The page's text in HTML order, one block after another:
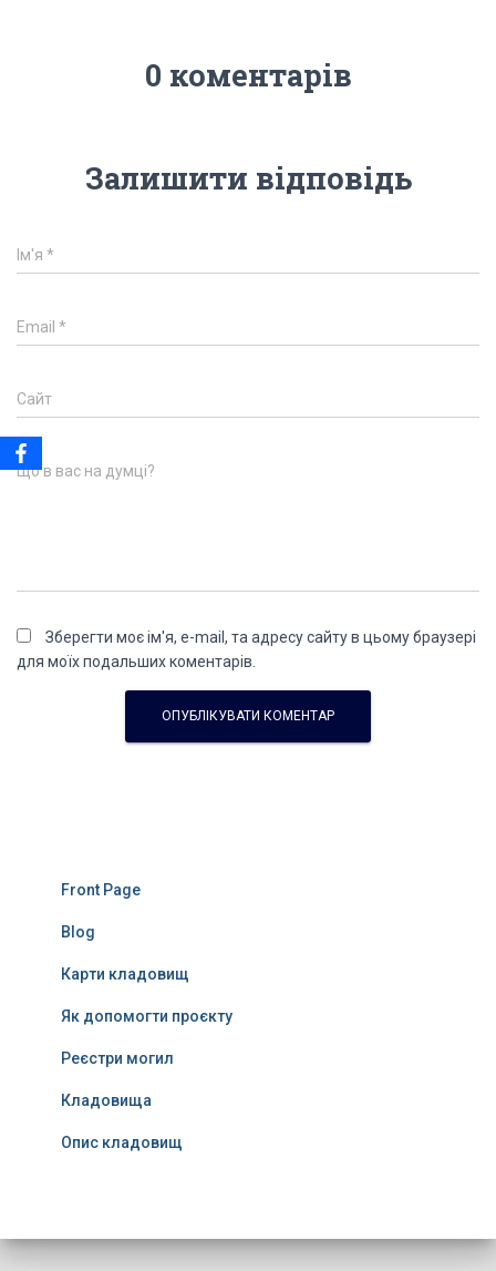
0 коментарів
Залишити відповідь
Ім'я *
Email *
Сайт
Що в вас на думці?
Зберегти моє ім'я, e-mail, та адресу сайту в цьому браузері
для моїх подальших коментарів.
Front Page
Blog
Карти кладовищ
Як допомогти проєкту
Реєстри могил
Кладовища
Опис кладовищ